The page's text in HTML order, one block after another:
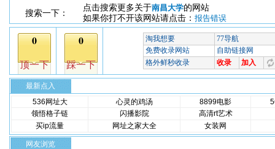
搜索一下：
点击搜索更多关于南昌大学的网站
如果你打不开该网站请点击： 报告错误
最新点入
536网址大
心灵的鸡汤 8899电影
领悟格子链
闪播影院
高清rt艺术
买ip流量
网址之家大全 女装网
网友浏览